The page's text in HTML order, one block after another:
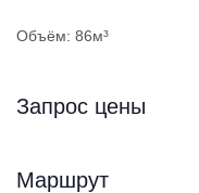
Объём: 86м³
Запрос цены
Маршрут